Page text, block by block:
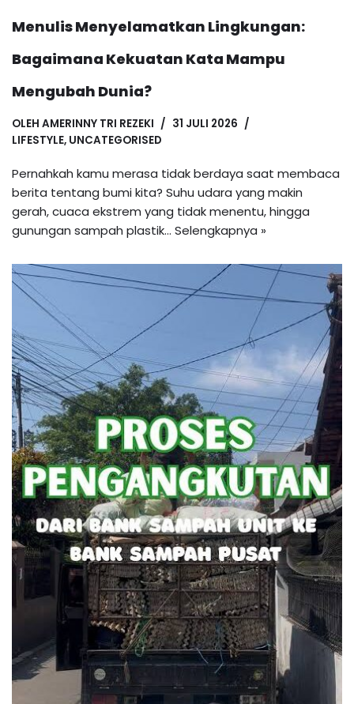
Menulis Menyelamatkan Lingkungan:
Bagaimana Kekuatan Kata Mampu
Mengubah Dunia?
OLEH AMERINNY TRI REZEKI
31 JULI 2026
LIFESTYLE, UNCATEGORISED
Pernahkah kamu merasa tidak berdaya saat membaca
berita tentang bumi kita? Suhu udara yang makin
gerah, cuaca ekstrem yang tidak menentu, hingga
gunungan sampah plastik… Selengkapnya »